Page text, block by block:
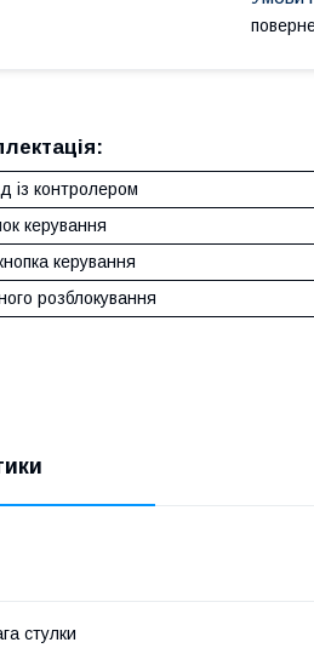
із контролером
керування
керування
розблокування
стулки